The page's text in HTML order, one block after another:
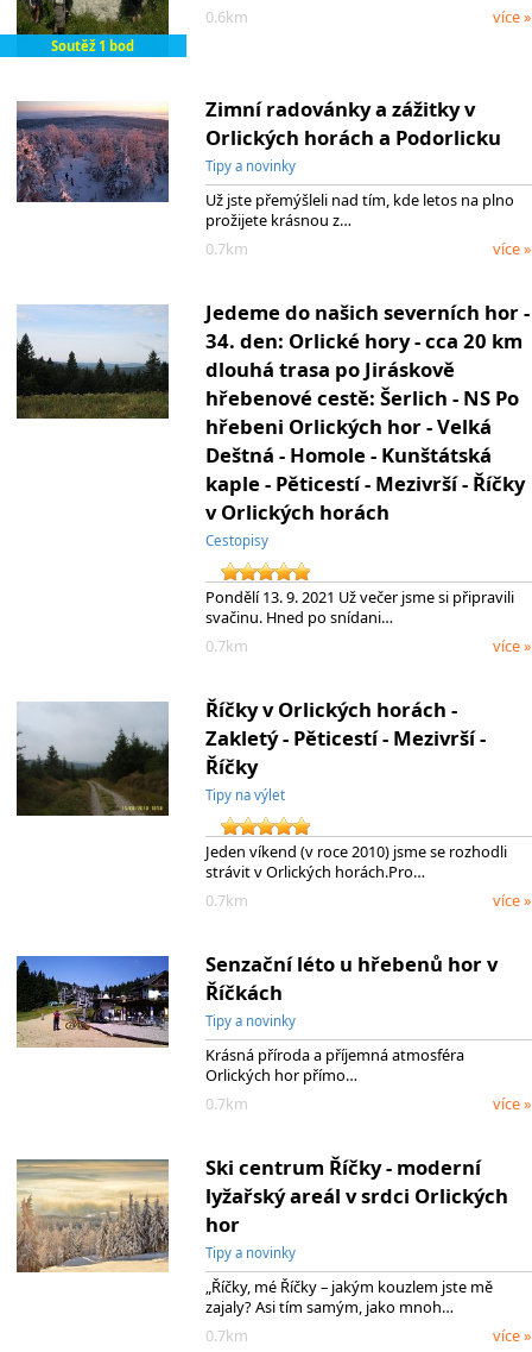
Soutěž 1 bod
0.6km
více »
Zimní radovánky a zážitky v
Orlických horách a Podorlicku
Tipy a novinky
Už jste přemýšleli nad tím, kde letos na plno
prožijete krásnou z…
0.7km
více »
Jedeme do našich severních hor -
34. den: Orlické hory - cca 20 km
dlouhá trasa po Jiráskově
hřebenové cestě: Šerlich - NS Po
hřebeni Orlických hor - Velká
Deštná - Homole - Kunštátská
kaple - Pěticestí - Mezivrší - Říčky
v Orlických horách
Cestopisy
Pondělí 13. 9. 2021 Už večer jsme si připravili
svačinu. Hned po snídani…
0.7km
více »
Říčky v Orlických horách -
Zakletý - Pěticestí - Mezivrší -
Říčky
Tipy na výlet
Jeden víkend (v roce 2010) jsme se rozhodli
strávit v Orlických horách.Pro…
0.7km
více »
Senzační léto u hřebenů hor v
Říčkách
Tipy a novinky
Krásná příroda a příjemná atmosféra
Orlických hor přímo…
0.7km
více »
Ski centrum Říčky - moderní
lyžařský areál v srdci Orlických
hor
Tipy a novinky
„Říčky, mé Říčky – jakým kouzlem jste mě
zajaly? Asi tím samým, jako mnoh…
0.7km
více »